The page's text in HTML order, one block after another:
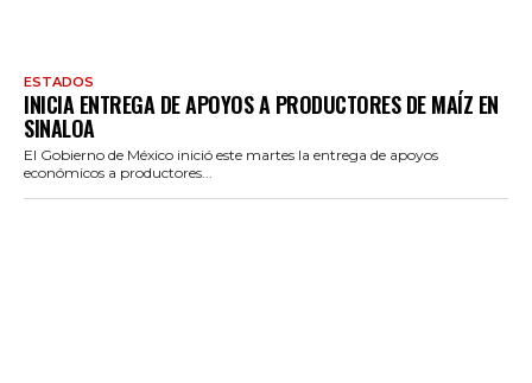
ESTADOS
INICIA ENTREGA DE APOYOS A PRODUCTORES DE MAÍZ EN
SINALOA
El Gobierno de México inició este martes la entrega de apoyos
económicos a productores...